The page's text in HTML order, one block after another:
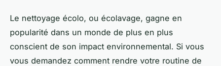
Le nettoyage écolo, ou écolavage, gagne en
popularité dans un monde de plus en plus
conscient de son impact environnemental. Si vous
vous demandez comment rendre votre routine de